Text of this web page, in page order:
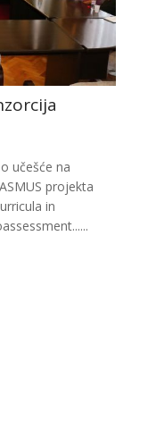
učešće na
projekta
in